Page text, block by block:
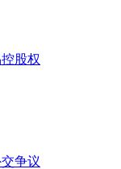
股权
争议